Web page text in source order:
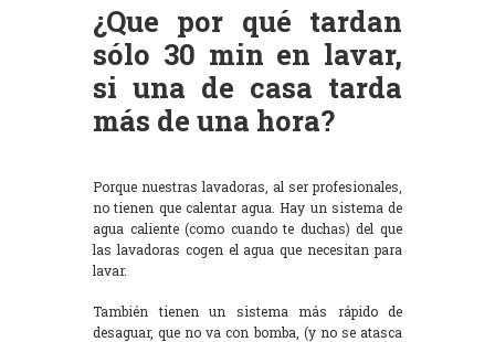
¿Que por qué tardan
sólo 30 min en lavar,
si una de casa tarda
más de una hora?
Porque nuestras lavadoras, al ser profesionales,
no tienen que calentar agua. Hay un sistema de
agua caliente (como cuando te duchas) del que
las lavadoras cogen el agua que necesitan para
lavar.
También tienen un sistema más rápido de
desaguar, que no va con bomba, (y no se atasca